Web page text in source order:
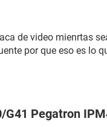
de video mienrtas
por que eso es lo
G41 Pegatron